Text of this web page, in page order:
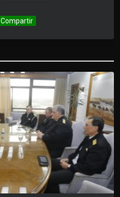
Compartir